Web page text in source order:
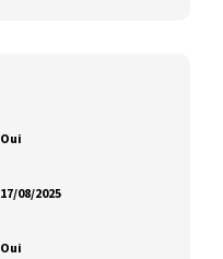
Oui
17/08/2025
Oui